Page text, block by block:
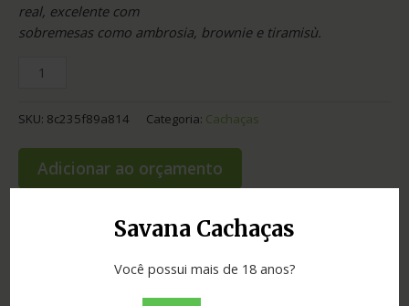
Savana Cachaças
Você possui mais de 18 anos?
real, excelente com
sobremesas como ambrosia, brownie e tiramisù.
SKU: 8c235f89a814 Categoria: Cachaças
Adicionar ao orçamento